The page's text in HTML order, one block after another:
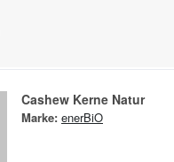
Cashew Kerne Natur
Marke: enerBiO